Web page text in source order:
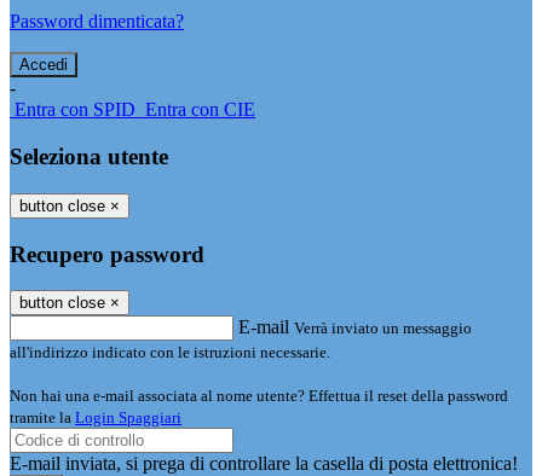
Password dimenticata?
-
Entra con SPID Entra con CIE
Seleziona utente
button close ×
Recupero password
button close ×
E-mail Verrà inviato un messaggio
all'indirizzo indicato con le istruzioni necessarie.
Non hai una e-mail associata al nome utente? Effettua il reset della password
tramite la Login Spaggiari
E-mail inviata, si prega di controllare la casella di posta elettronica!